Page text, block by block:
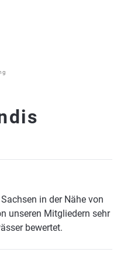
in der Nähe von
unseren Mitgliedern sehr
bewertet.